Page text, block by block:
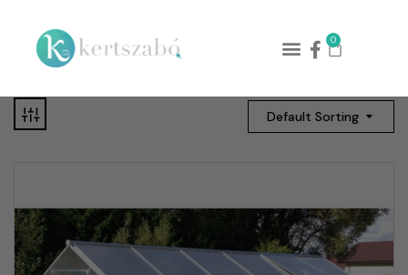
0
Default Sorting